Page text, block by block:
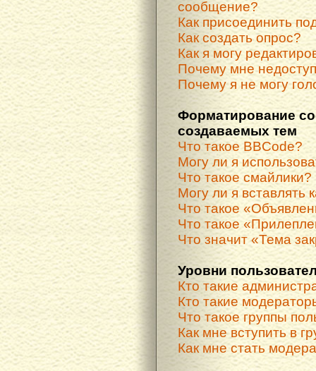
сообщение?
Как присоединить
Как создать опрос?
Как я могу
Почему мне
Почему я не могу
Форматирование
создаваемых тем
Что такое BBCode?
Могу ли я
Что такое смайлики?
Могу ли я вставлять
Что такое
Что такое
Что значит «Тема
Уровни
Кто такие
Кто такие
Что такое группы
Как мне вступить в
Как мне стать